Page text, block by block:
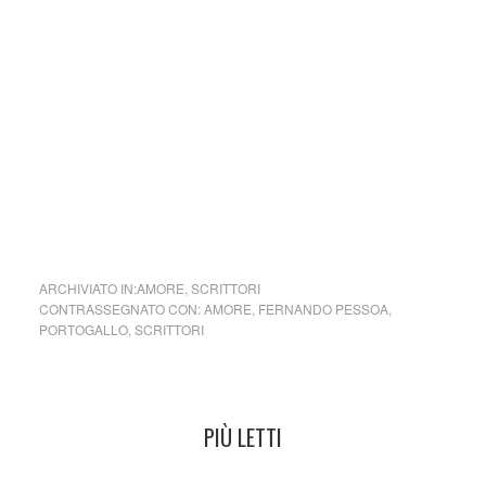
ARCHIVIATO IN:AMORE SCRITTORI
CONTRASSEGNATO CON:AMORE FERNANDO PESSOA,
PORTOGALLO, SCRITTORI
PIÙ LETTI